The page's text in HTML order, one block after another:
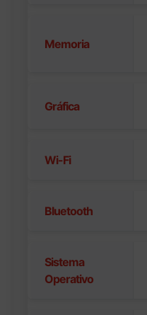
Memoria
Gráfica
Wi-Fi
Bluetooth
Sistema
Operativo